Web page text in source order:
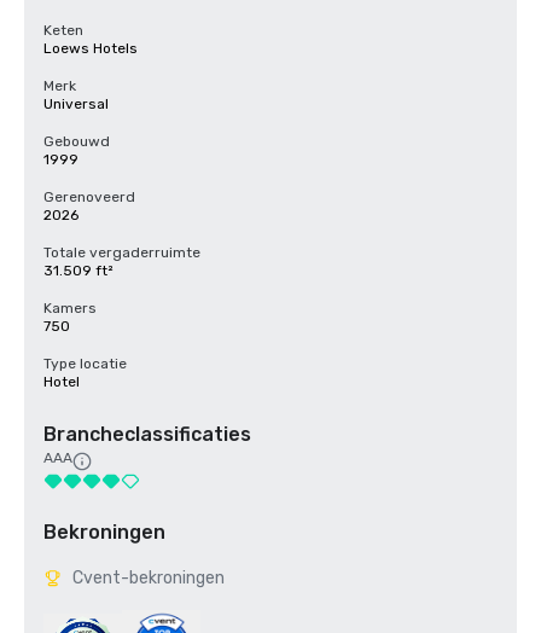
Keten
Loews Hotels
Merk
Universal
Gebouwd
1999
Gerenoveerd
2026
Totale vergaderruimte
31.509 ft²
Kamers
750
Type locatie
Hotel
Brancheclassificaties
AAA
Bekroningen
Cvent-bekroningen